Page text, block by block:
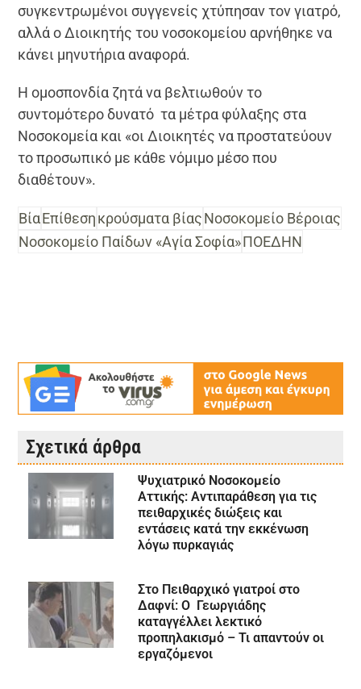
συγκεντρωμένοι συγγενείς χτύπησαν τον γιατρό,
αλλά ο Διοικητής του νοσοκομείου αρνήθηκε να
κάνει μηνυτήρια αναφορά.
Η ομοσπονδία ζητά να βελτιωθούν το
συντομότερο δυνατό τα μέτρα φύλαξης στα
Νοσοκομεία και «οι Διοικητές να προστατεύουν
το προσωπικό με κάθε νόμιμο μέσο που
διαθέτουν».
ΒίαΕπίθεσηκρούσματα βίαςΝοσοκομείο Βέροιας
Νοσοκομείο Παίδων «Αγία Σοφία»ΠΟΕΔΗΝ
Σχετικά άρθρα
Ψυχιατρικό Νοσοκομείο
Αττικής: Αντιπαράθεση για τις
πειθαρχικές διώξεις και
εντάσεις κατά την εκκένωση
λόγω πυρκαγιάς
Στο Πειθαρχικό γιατροί στο
Δαφνί: Ο Γεωργιάδης
καταγγέλλει λεκτικό
προπηλακισμό – Τι απαντούν οι
εργαζόμενοι